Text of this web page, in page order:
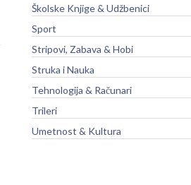
Školske Knjige & Udžbenici
Sport
Stripovi, Zabava & Hobi
Struka i Nauka
Tehnologija & Računari
Trileri
Umetnost & Kultura